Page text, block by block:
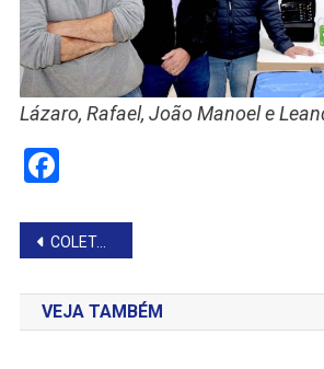
Lázaro, Rafael, João Manoel e
Facebook
Navegação
de
Post
COLETA DE SANGUE MOBILIZA COMUNIDADE
VEJA TAMBÉM